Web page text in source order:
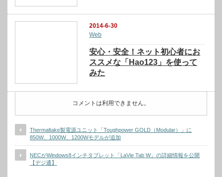
2014-6-30
Web
安心・安全！ネット初心者にお
ススメな「Hao123」を使って
みた
コメントは利用できません。
Thermaltake製電源ユニット「Toughpower GOLD（Modular）」に
850W、1000W、1200Wモデルが追加
NECがWindows8インチタブレット「LaVie Tab W」の詳細情報を公開
【デジ通】